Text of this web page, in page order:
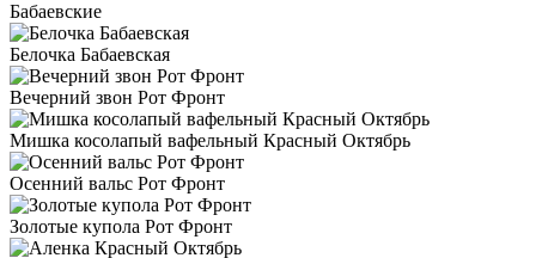
Бабаевские
Белочка Бабаевская
Вечерний звон Рот Фронт
Мишка косолапый вафельный Красный Октябрь
Осенний вальс Рот Фронт
Золотые купола Рот Фронт